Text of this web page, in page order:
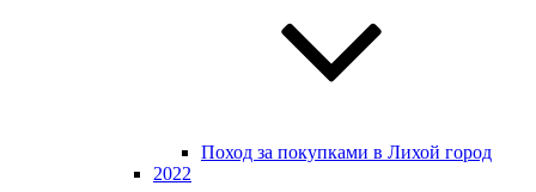
Поход за покупками в Лихой город
2022